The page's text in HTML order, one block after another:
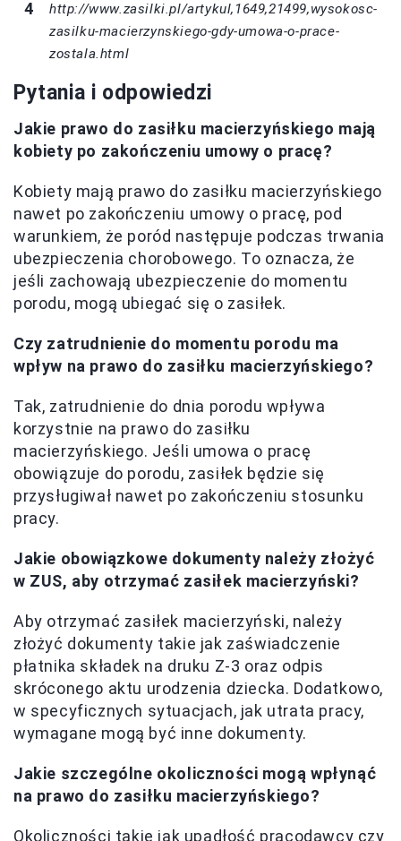
http://www.zasilki.pl/artykul,1649,21499,wysokosc-
zasilku-macierzynskiego-gdy-umowa-o-prace-
zostala.html
Pytania i odpowiedzi
Jakie prawo do zasiłku macierzyńskiego mają
kobiety po zakończeniu umowy o pracę?
Kobiety mają prawo do zasiłku macierzyńskiego
nawet po zakończeniu umowy o pracę, pod
warunkiem, że poród następuje podczas trwania
ubezpieczenia chorobowego. To oznacza, że
jeśli zachowają ubezpieczenie do momentu
porodu, mogą ubiegać się o zasiłek.
Czy zatrudnienie do momentu porodu ma
wpływ na prawo do zasiłku macierzyńskiego?
Tak, zatrudnienie do dnia porodu wpływa
korzystnie na prawo do zasiłku
macierzyńskiego. Jeśli umowa o pracę
obowiązuje do porodu, zasiłek będzie się
przysługiwał nawet po zakończeniu stosunku
pracy.
Jakie obowiązkowe dokumenty należy złożyć
w ZUS, aby otrzymać zasiłek macierzyński?
Aby otrzymać zasiłek macierzyński, należy
złożyć dokumenty takie jak zaświadczenie
płatnika składek na druku Z-3 oraz odpis
skróconego aktu urodzenia dziecka. Dodatkowo,
w specyficznych sytuacjach, jak utrata pracy,
wymagane mogą być inne dokumenty.
Jakie szczególne okoliczności mogą wpłynąć
na prawo do zasiłku macierzyńskiego?
Okoliczności takie jak upadłość pracodawcy czy